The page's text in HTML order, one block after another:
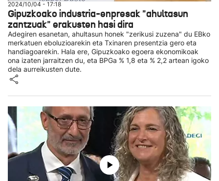
2024/10/04 - 17:18
Gipuzkoako industria-enpresak "ahultasun
zantzuak" erakusten hasi dira
Adegiren esanetan, ahultasun honek "zerikusi zuzena" du EBko
merkatuen eboluzioarekin eta Txinaren presentzia gero eta
handiagoarekin. Hala ere, Gipuzkoako egoera ekonomikoak
ona izaten jarraitzen du, eta BPGa % 1,8 eta % 2,2 artean igoko
dela aurreikusten dute.